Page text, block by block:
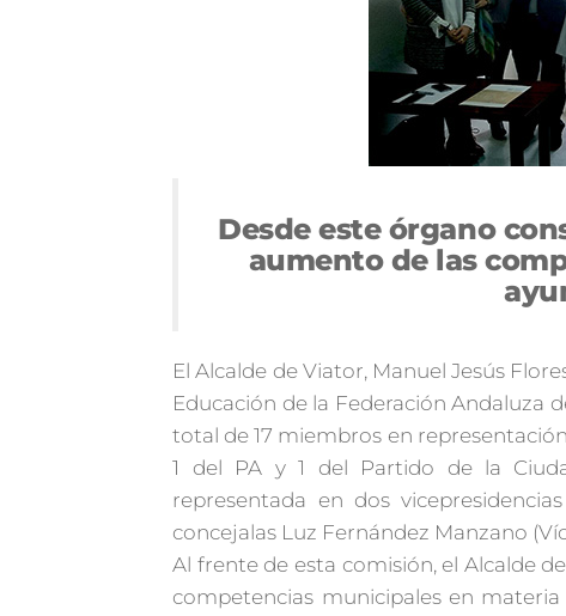
Desde este órgano
aumento de las
El Alcalde de Viator, Manuel Jesús
Educación de la Federación Andaluza
total de 17 miembros en
1 del PA y 1 del Partido de la
representada en dos
concejalas Luz Fernández Manzano
Al frente de esta comisión, el Alcalde
competencias municipales en